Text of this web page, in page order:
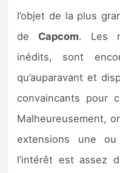
l’objet de la plus
de Capcom. Les
inédits, sont
qu’auparavant et
convaincants pour
Malheureusement,
extensions une
l’intérêt est assez